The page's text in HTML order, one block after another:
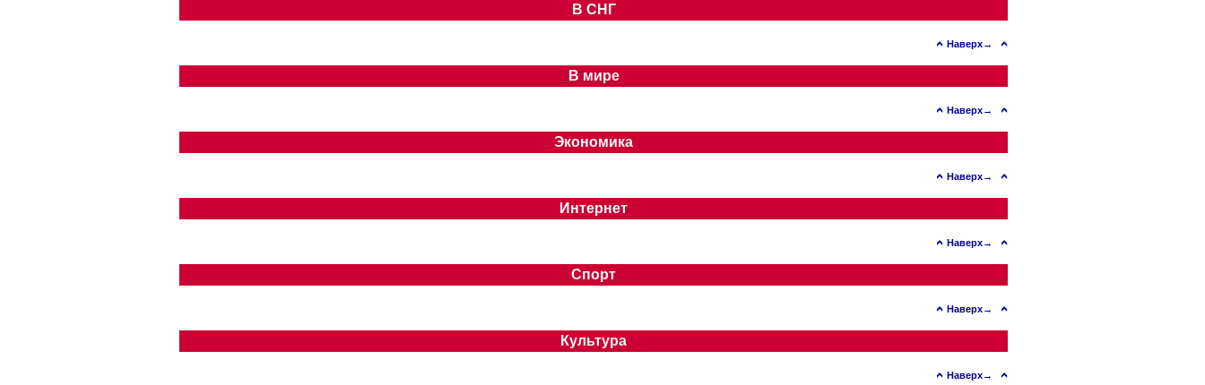
В СНГ
Наверх→
В мире
Наверх→
Экономика
Наверх→
Интернет
Наверх→
Спорт
Наверх→
Культура
Наверх→